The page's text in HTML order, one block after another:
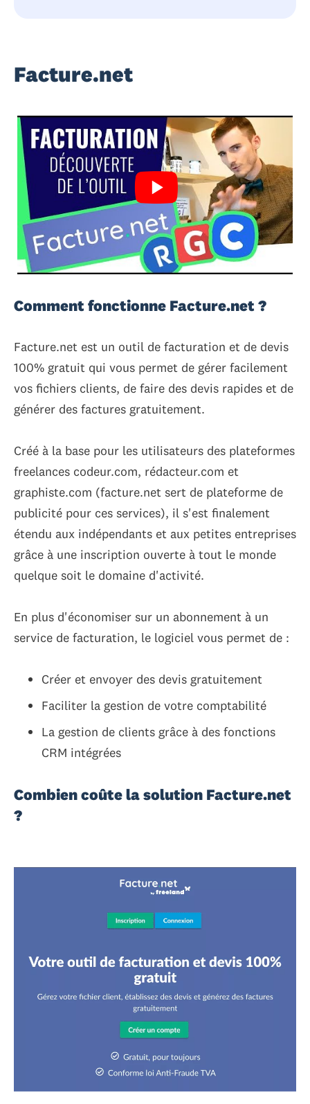
Facture.net
Comment fonctionne Facture.net ?
Facture.net est un outil de facturation et de devis
100% gratuit qui vous permet de gérer facilement
vos fichiers clients, de faire des devis rapides et de
générer des factures gratuitement.
Créé à la base pour les utilisateurs des plateformes
freelances codeur.com, rédacteur.com et
graphiste.com (facture.net sert de plateforme de
publicité pour ces services), il s'est finalement
étendu aux indépendants et aux petites entreprises
grâce à une inscription ouverte à tout le monde
quelque soit le domaine d'activité.
En plus d'économiser sur un abonnement à un
service de facturation, le logiciel vous permet de :
Créer et envoyer des devis gratuitement
Faciliter la gestion de votre comptabilité
La gestion de clients grâce à des fonctions
CRM intégrées
Combien coûte la solution Facture.net
?